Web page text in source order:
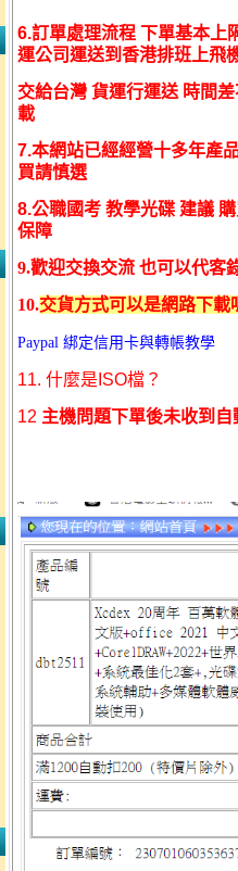
6.訂單處理流程 下單基本上
運公司運送到香港排班上飛
交給台灣 貨運行運送 時間
載
7.本網站已經經營十多年產
買請慎選
8.公職國考 教學光碟 建議
保障
9.歡迎交換交流 也可以代客
10.交貨方式可以是網路下載
Paypal 綁定信用卡與轉帳教學
11. 什麼是ISO檔？
12 主機問題下單後未收到